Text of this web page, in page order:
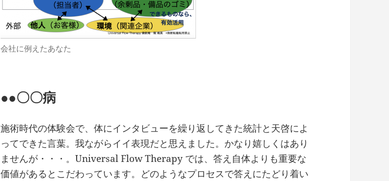
会社に例えたあなた
●●〇〇病
施術時代の体験会で、体にインタビューを繰り返してきた統計と天啓によ
ってできた言葉。我ながらイイ表現だと思えました。かなり嬉しくはあり
ませんが・・・。Universal Flow Therapy では、答え自体よりも重要な
価値があるとこだわっています。どのようなプロセスで答えにたどり着い